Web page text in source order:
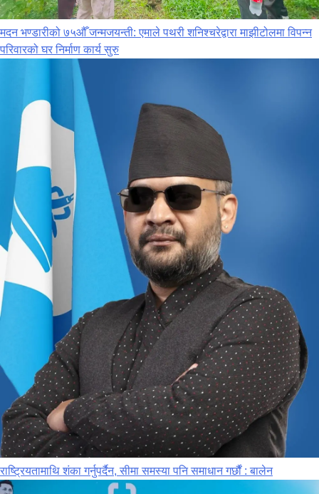
मदन भण्डारीको ७५औँ जन्मजयन्ती: एमाले पथरी शनिश्चरेद्वारा माझीटोलमा विपन्न
परिवारको घर निर्माण कार्य सुरु
राष्ट्रियतामाथि शंका गर्नुपर्दैन, सीमा समस्या पनि समाधान गर्छौं : बालेन